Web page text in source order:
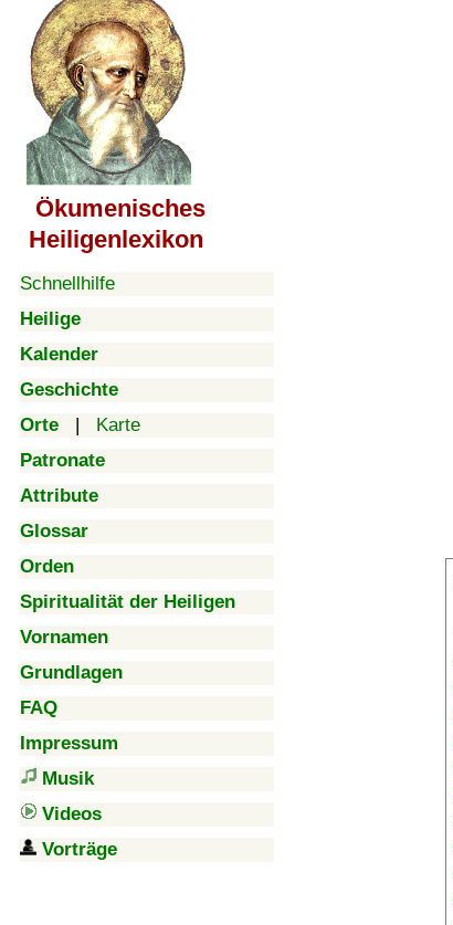
Ökumenisches
Heiligenlexikon
Schnellhilfe
Heilige
Kalender
Geschichte
Orte | Karte
Patronate
Attribute
Glossar
Orden
Spiritualität der Heiligen
Vornamen
Grundlagen
FAQ
Impressum
Musik
Videos
Vorträge